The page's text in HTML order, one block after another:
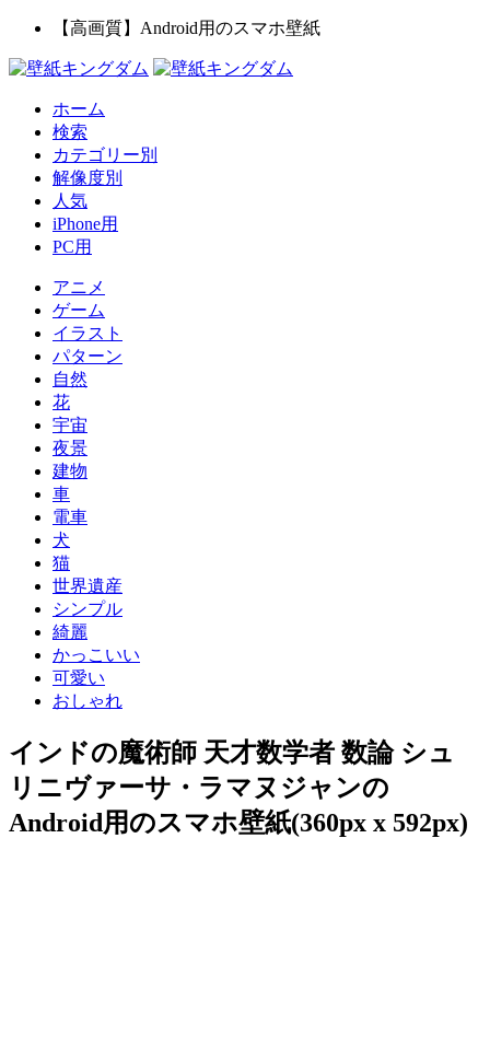
【高画質】Android用のスマホ壁紙
ホーム
検索
カテゴリー別
解像度別
人気
iPhone用
PC用
アニメ
ゲーム
イラスト
パターン
自然
花
宇宙
夜景
建物
車
電車
犬
猫
世界遺産
シンプル
綺麗
かっこいい
可愛い
おしゃれ
インドの魔術師 天才数学者 数論 シュ
リニヴァーサ・ラマヌジャンの
Android用のスマホ壁紙(360px x 592px)